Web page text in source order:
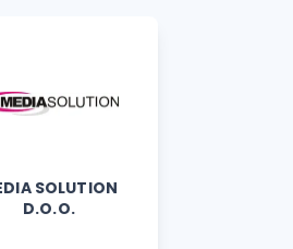
SOLUTION
D.O.O.